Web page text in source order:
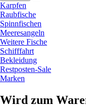
Karpfen
Raubfische
Spinnfischen
Meeresangeln
Weitere Fische
Schifffahrt
Bekleidung
Restposten-Sale
Marken
Wird zum